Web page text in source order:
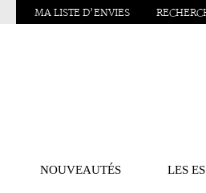
MA LISTE D’ENVIES
NOUVEAUTÉS LES